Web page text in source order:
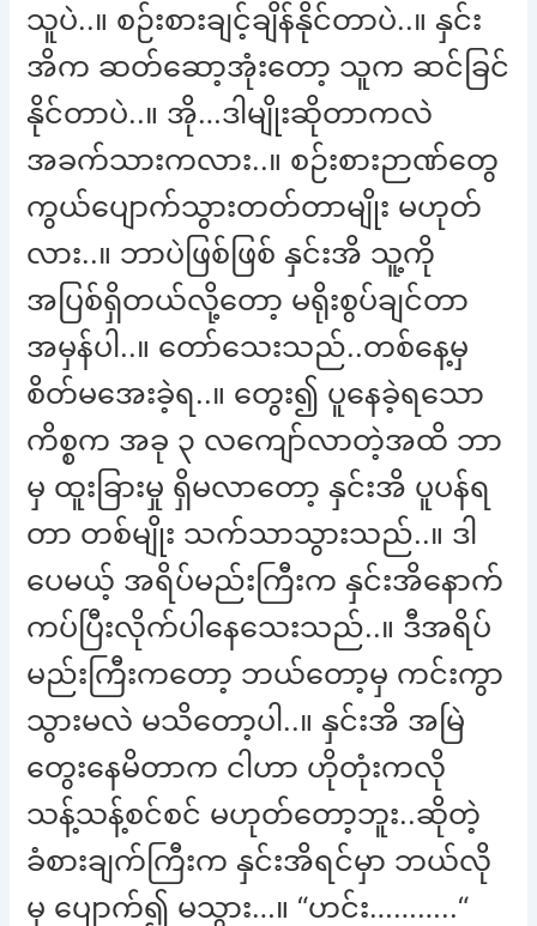
သူပဲ..။ စဉ်းစားချင့်ချိန်နိုင်တာပဲ..။ နှင်း
အိက ဆတ်ဆော့အုံးတော့ သူက ဆင်ခြင်
နိုင်တာပဲ..။ အို…ဒါမျိုးဆိုတာကလဲ
အခက်သားကလား..။ စဉ်းစားဉာဏ်တွေ
ကွယ်ပျောက်သွားတတ်တာမျိုး မဟုတ်
လား..။ ဘာပဲဖြစ်ဖြစ် နှင်းအိ သူ့ကို
အပြစ်ရှိတယ်လို့တော့ မရိုးစွပ်ချင်တာ
အမှန်ပါ..။ တော်သေးသည်..တစ်နေ့မှ
စိတ်မအေးခဲ့ရ..။ တွေး၍ ပူနေခဲ့ရသော
ကိစ္စက အခု ၃ လကျော်လာတဲ့အထိ ဘာ
မှ ထူးခြားမှု ရှိမလာတော့ နှင်းအိ ပူပန်ရ
တာ တစ်မျိုး သက်သာသွားသည်..။ ဒါ
ပေမယ့် အရိပ်မည်းကြီးက နှင်းအိနောက်
ကပ်ပြီးလိုက်ပါနေသေးသည်..။ ဒီအရိပ်
မည်းကြီးကတော့ ဘယ်တော့မှ ကင်းကွာ
သွားမလဲ မသိတော့ပါ..။ နှင်းအိ အမြဲ
တွေးနေမိတာက ငါဟာ ဟိုတုံးကလို
သန့်သန့်စင်စင် မဟုတ်တော့ဘူး..ဆိုတဲ့
ခံစားချက်ကြီးက နှင်းအိရင်မှာ ဘယ်လို
မှ ပျောက်၍ မသွား…။ “ဟင်း………..“